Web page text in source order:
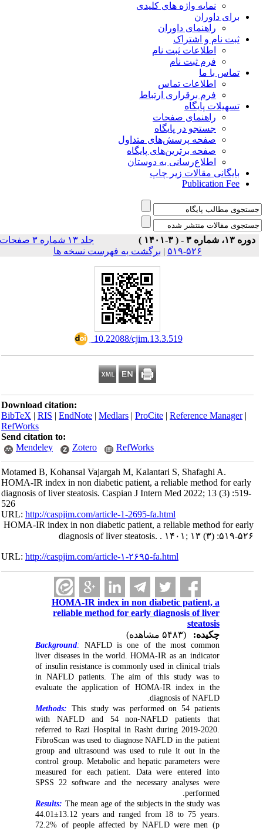
نمایه واژه های کلیدی
برای داوران
راهنمای داوران
ثبت نام و اشتراک
اطلاعات ثبت نام
فرم ثبت نام
تماس با ما
اطلاعات تماس
فرم برقراری ارتباط
تسهیلات پایگاه
راهنمای صفحات
جستجو در پایگاه
صفحه پرسش‌های متداول
صفحه برترین‌های پایگاه
اطلاع‌رسانی به دوستان
بایگانی مقالات زیر چاپ
Publication Fee
دوره ۱۳، شماره ۳ - ( ۳-۱۴۰۱ )
جلد ۱۳ شماره ۳ صفحات
۵۲۶-۵۱۹
|برگشت به فهرست نسخه ها
‎ 10.22088/cjim.13.3.519
Download citation:
BibTeX|RIS|EndNote|Medlars|ProCite|Reference Manager
RefWorks
Send citation to:
Mendeley
Zotero RefWorks
Motamed B, Kohansal Vajargah M, Kalantari S, Shafaghi A.
HOMA-IR index in non diabetic patient, a reliable method for early
diagnosis of liver steatosis. Caspian J Intern Med 2022; 13 (3) :519-
526
URL:http://caspjim.com/article-1-2695-fa.html
HOMA-IR index in non diabetic patient, a reliable method for early
diagnosis of liver steatosis. . ۱۴۰۱; ۱۳ (۳) :۵۱۹-۵۲۶
URL:http://caspjim.com/article-۱-۲۶۹۵-fa.html
HOMA-IR index in non diabetic patient, a
reliable method for early diagnosis of liver
steatosis
چکیده:
Background :NAFLD is one of the most common
liver diseases in the world. HOMA-IR as an indicator
of insulin resistance is commonly used in clinical trials
in NAFLD patients. The aim of this study was to
evaluate the application of HOMA-IR index in the
diagnosis of NAFLD.
Methods:This study was performed on 54 patients
with NAFLD and 54 non-NAFLD patients that
referred to Razi Hospital in Rasht during 2019-2020.
FibroScan was used to diagnose NAFLD in the patient
group and ultrasound was used to rule it out in the
control group. Metabolic and hepatic parameters were
measured for each patient. Data were entered into
SPSS 22 software and the necessary analyses were
performed.
Results:The mean age of the subjects in the study was
44.01±13.12 years and ranged from 18 to 75 years.
72.2% of people affected by NAFLD were men (p